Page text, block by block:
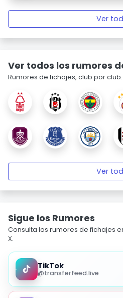
Ver
Ver todos los rumores
Rumores de fichajes, club por club.
Ver
Sigue los Rumores
Consulta los rumores de fichajes
X.
TikTok
@transferfeed.live